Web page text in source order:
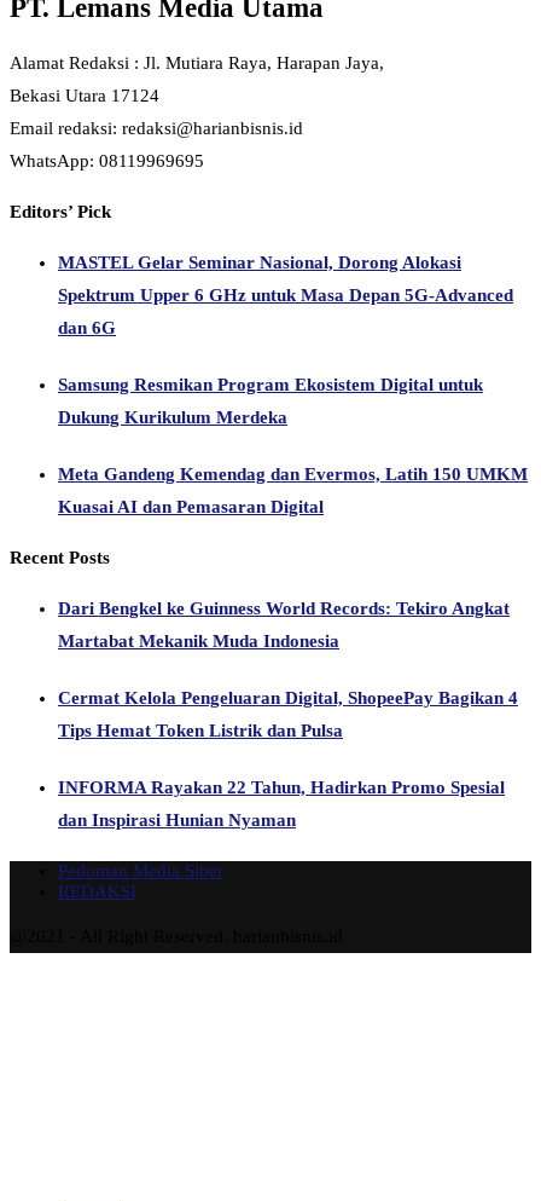
PT. Lemans Media Utama
Alamat Redaksi : Jl. Mutiara Raya, Harapan Jaya,
Bekasi Utara 17124
Email redaksi: redaksi@harianbisnis.id
WhatsApp: 08119969695
Editors’ Pick
MASTEL Gelar Seminar Nasional, Dorong Alokasi
Spektrum Upper 6 GHz untuk Masa Depan 5G-Advanced
dan 6G
Samsung Resmikan Program Ekosistem Digital untuk
Dukung Kurikulum Merdeka
Meta Gandeng Kemendag dan Evermos, Latih 150 UMKM
Kuasai AI dan Pemasaran Digital
Recent Posts
Dari Bengkel ke Guinness World Records: Tekiro Angkat
Martabat Mekanik Muda Indonesia
Cermat Kelola Pengeluaran Digital, ShopeePay Bagikan 4
Tips Hemat Token Listrik dan Pulsa
INFORMA Rayakan 22 Tahun, Hadirkan Promo Spesial
dan Inspirasi Hunian Nyaman
Pedoman Media Siber
REDAKSI